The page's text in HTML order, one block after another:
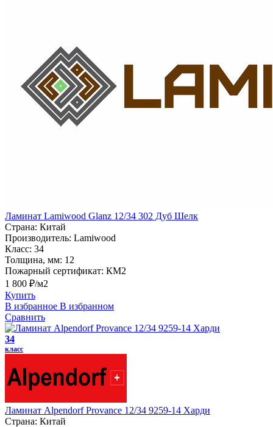
Ламинат Lamiwood Glanz 12/34 302 Дуб Шелк
Страна: Китай
Производитель: Lamiwood
Класс: 34
Толщина, мм: 12
Пожарный сертификат: КМ2
1 800 ₽/м2
Купить
В избранное В избранном
Сравнить
34
класс
Ламинат Alpendorf Provance 12/34 9259-14 Харди
Страна: Китай